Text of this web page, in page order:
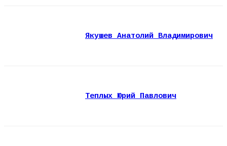
Якушев Анатолий Владимирович
Теплых Юрий Павлович